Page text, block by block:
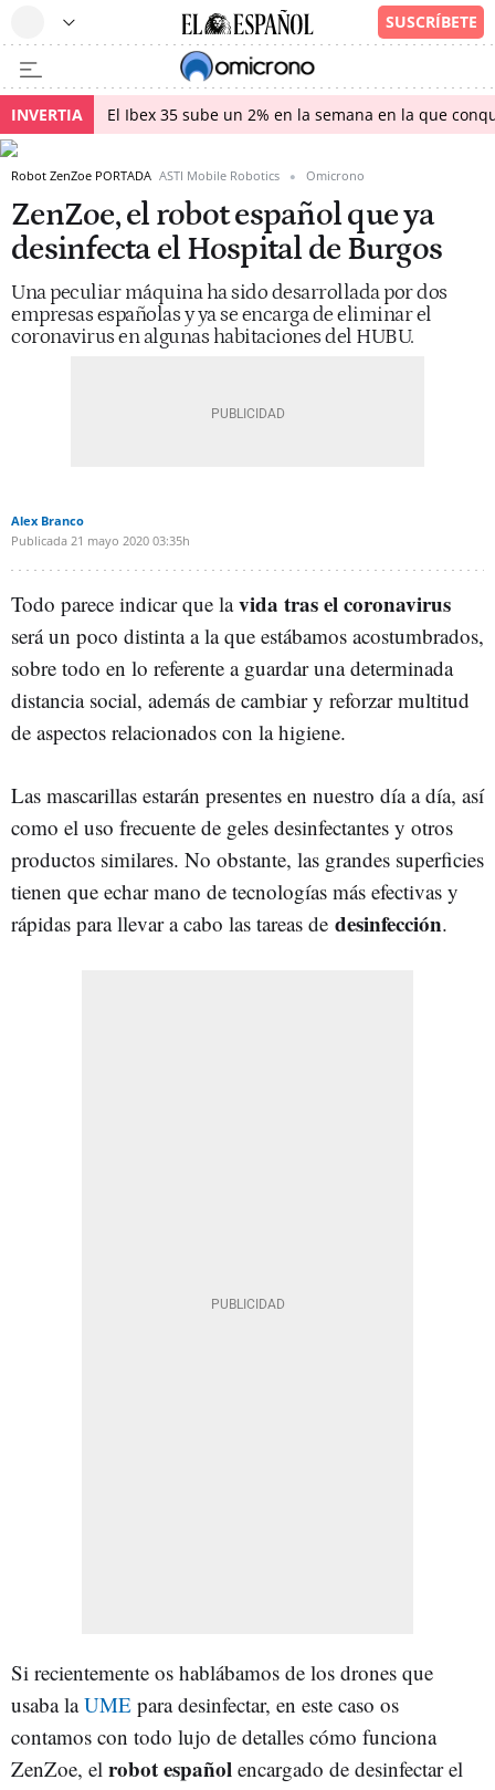
INVERTIA El Ibex 35 sube un 2% en la semana en la que
Robot ZenZoe PORTADA ASTI Mobile Robotics Omicrono
ZenZoe, el robot español que ya
desinfecta el Hospital de Burgos
Una peculiar máquina ha sido desarrollada por dos
empresas españolas y ya se encarga de eliminar el
coronavirus en algunas habitaciones del HUBU.
Alex Branco
Publicada 21 mayo 2020 03:35h
Todo parece indicar que lavida tras el coronavirus
será un poco distinta a la que estábamos acostumbrados,
sobre todo en lo referente a guardar una determinada
distancia social, además de cambiar y reforzar multitud
de aspectos relacionados con la higiene.
Las mascarillas estarán presentes en nuestro día a día, así
como el uso frecuente de geles desinfectantes y otros
productos similares. No obstante, las grandes superficies
tienen que echar mano de tecnologías más efectivas y
rápidas para llevar a cabo las tareas de desinfección.
Si recientemente os hablábamos de los drones que
usaba laUME para desinfectar, en este caso os
contamos con todo lujo de detalles cómo funciona
ZenZoe, el robot español encargado de desinfectar el